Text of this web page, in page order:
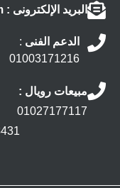
البريد الإلكترونى : info@royalshuttereg.com
الدعم الفنى :
01003171216
مبيعات رويال :
01027177117